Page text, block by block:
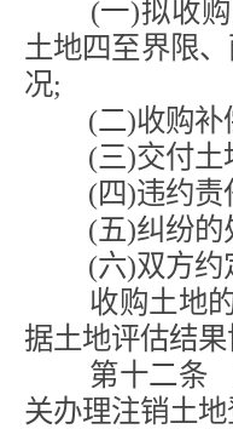
(一)拟收购
土地四至界限
况;
(二)收购补
(三)交付土
(四)违约责
(五)纠纷的
(六)双方约定
收购土地的
据土地评估结
第十二条 政
关办理注销土